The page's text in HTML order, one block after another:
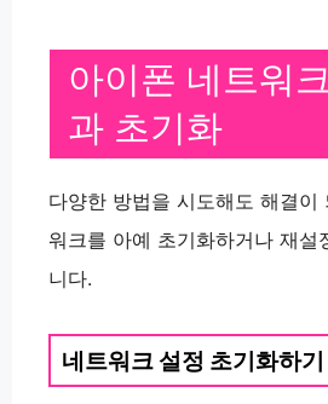
아이폰 네트워
과 초기화
다양한 방법을 시도해도 해결이
워크를 아예 초기화하거나 재설
니다.
네트워크 설정 초기화하기